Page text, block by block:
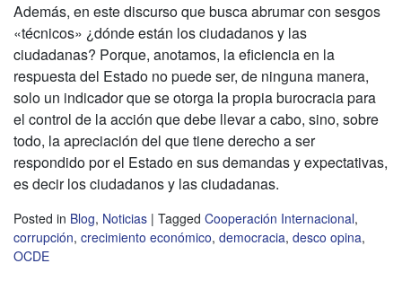
Además, en este discurso que busca abrumar con sesgos
«técnicos» ¿dónde están los ciudadanos y las
ciudadanas? Porque, anotamos, la eficiencia en la
respuesta del Estado no puede ser, de ninguna manera,
solo un indicador que se otorga la propia burocracia para
el control de la acción que debe llevar a cabo, sino, sobre
todo, la apreciación del que tiene derecho a ser
respondido por el Estado en sus demandas y expectativas,
es decir los ciudadanos y las ciudadanas.
Posted in Blog, Noticias | Tagged Cooperación Internacional,
corrupción, crecimiento económico, democracia, desco opina,
OCDE